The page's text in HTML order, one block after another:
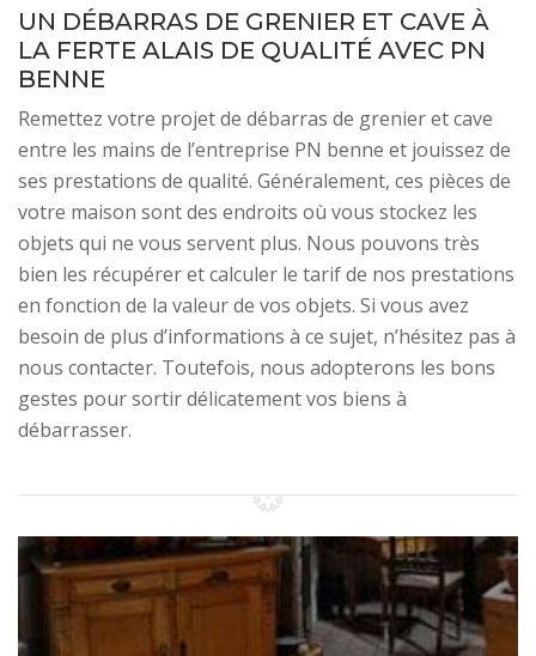
UN DÉBARRAS DE GRENIER ET CAVE À
LA FERTE ALAIS DE QUALITÉ AVEC PN
BENNE
Remettez votre projet de débarras de grenier et cave
entre les mains de l’entreprise PN benne et jouissez de
ses prestations de qualité. Généralement, ces pièces de
votre maison sont des endroits où vous stockez les
objets qui ne vous servent plus. Nous pouvons très
bien les récupérer et calculer le tarif de nos prestations
en fonction de la valeur de vos objets. Si vous avez
besoin de plus d’informations à ce sujet, n’hésitez pas à
nous contacter. Toutefois, nous adopterons les bons
gestes pour sortir délicatement vos biens à
débarrasser.